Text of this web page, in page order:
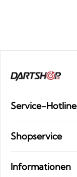
Service-Hotline
Shopservice
Informationen